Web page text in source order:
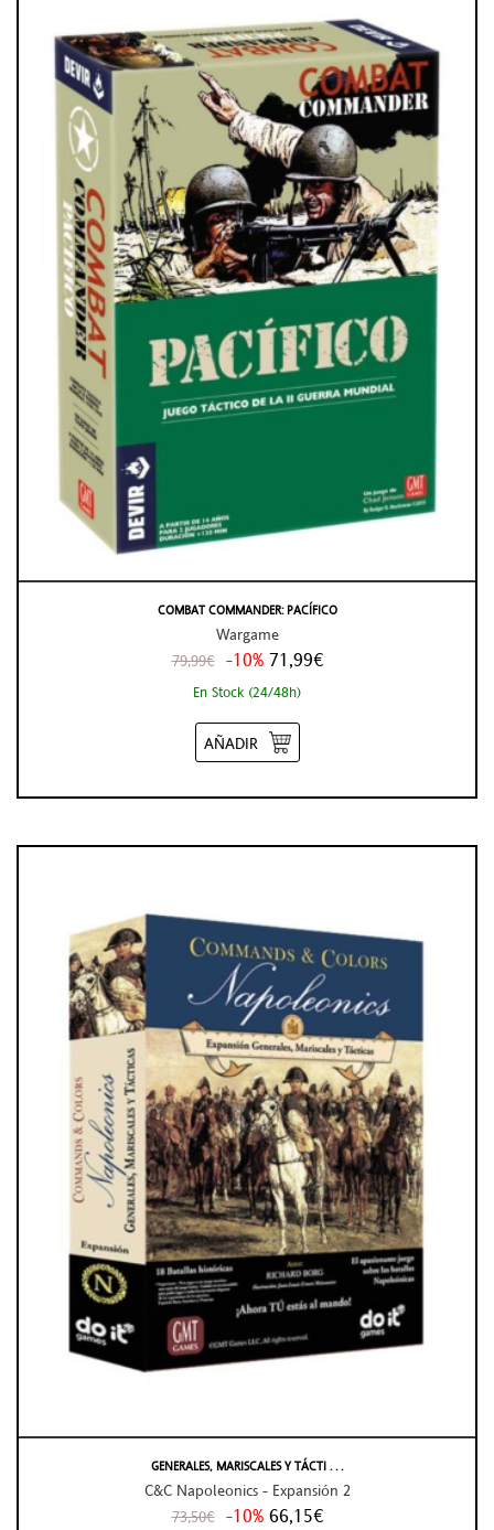
COMBAT COMMANDER: PACÍFICO
Wargame
79,99€ -10% 71,99€
En Stock (24/48h)
AÑADIR
GENERALES, MARISCALES Y TÁCTI . . .
C&C Napoleonics - Expansión 2
73,50€ -10% 66,15€